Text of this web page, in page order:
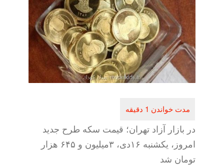
آزاد تهران؛ قیمت سكه طرح جدید
امروز، یكشنبه ۱۶دی، ۳میلیون و ۶۴۵ هزار